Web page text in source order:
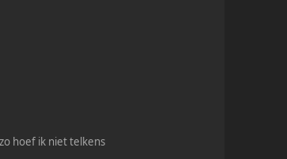
hoef ik niet telkens